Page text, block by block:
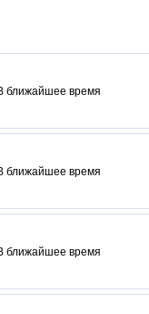
ближайшее время
ближайшее время
ближайшее время